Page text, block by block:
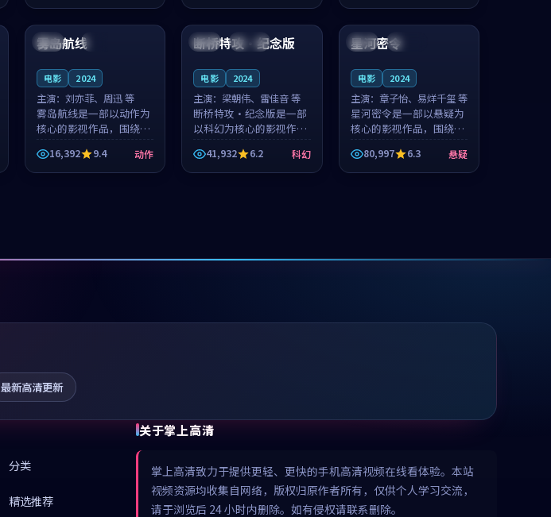
值得推荐观看。
推荐观看。
值得推荐观看。
英国
95:41
雾岛航线
电影 2024
主演： 刘亦菲、周迅 等
雾岛航线是一部以动作为
核心的影视作品，围绕危
机、反转与人物成长展
开，整体节奏紧凑，值得
推荐观看。
16,392 9.4 动作
泰国 连载中
99:11
断桥特攻·纪念版
电影 2024
主演： 梁朝伟、雷佳音 等
断桥特攻·纪念版是一部
以科幻为核心的影视作
品，围绕危机、反转与人
物成长展开，整体节奏紧
凑，值得推荐观看。
41,932 6.2 科幻
法国 连载中
99:04
星河密令
电影 2024
主演： 章子怡、易烊千玺 等
星河密令是一部以悬疑为
核心的影视作品，围绕危
机、反转与人物成长展
开，整体节奏紧凑，值得
推荐观看。
80,997 6.3 悬疑
最新高清更新
分类
精选推荐
关于掌上高清
掌上高清致力于提供更轻、更快的手机高清视频在线看体验。本站
视频资源均收集自网络，版权归原作者所有，仅供个人学习交流，
请于浏览后 24 小时内删除。如有侵权请联系删除。